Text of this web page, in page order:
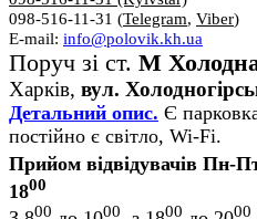
098-516-11-31 (Telegram, Viber)
E-mail: info@polovik.kh.ua
Поруч зі ст. М
Харків, вул.
Детальний опис. Є
постійно є світло, Wi-Fi.
Прийом відвідувачів Пн-
1800
00 00 00 00